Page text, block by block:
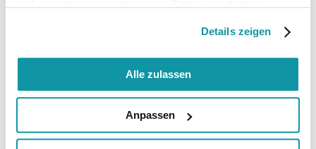
Details zeigen
Alle zulassen
Anpassen